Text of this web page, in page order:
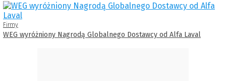
Firmy
WEG wyróżniony Nagrodą Globalnego Dostawcy od Alfa Laval